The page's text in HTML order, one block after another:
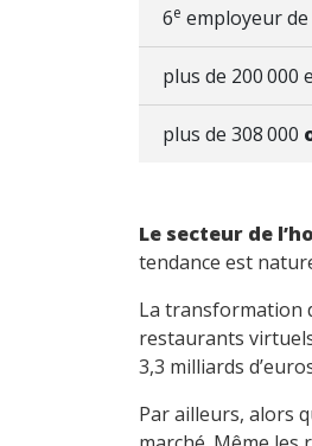
6e employeur de
plus de 200
plus de 308 000
Le secteur de
tendance est
La transformation
restaurants
3,3 milliards
Par ailleurs, alors